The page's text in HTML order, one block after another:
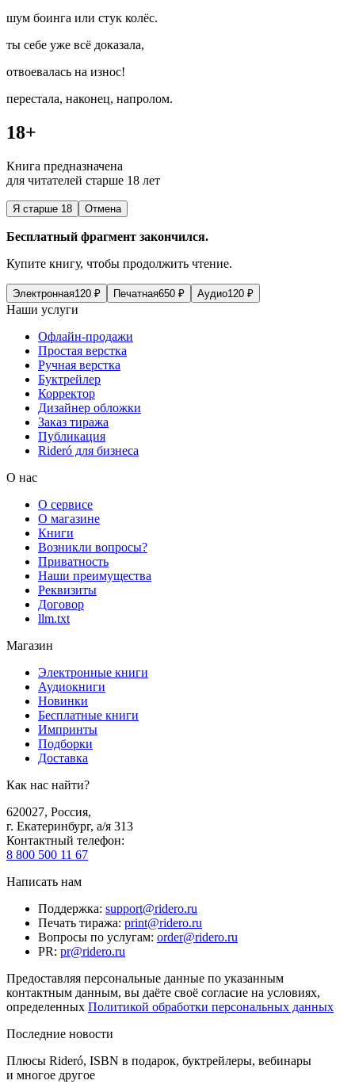
шум боинга или стук колёс.
ты себе уже всё доказала,
отвоевалась на износ!
перестала, наконец, напролом.
18+
Книга предназначена
для читателей старше 18 лет
Я старше 18 Отмена
Бесплатный фрагмент закончился.
Купите книгу, чтобы продолжить чтение.
Электронная120 ₽ Печатная650 ₽ Аудио120 ₽
Наши услуги
Офлайн-продажи
Простая верстка
Ручная верстка
Буктрейлер
Корректор
Дизайнер обложки
Заказ тиража
Публикация
Rideró для бизнеса
О нас
О сервисе
О магазине
Книги
Возникли вопросы?
Приватность
Наши преимущества
Реквизиты
Договор
llm.txt
Магазин
Электронные книги
Аудиокниги
Новинки
Бесплатные книги
Импринты
Подборки
Доставка
Как нас найти?
620027, Россия,
г. Екатеринбург, а/я 313
Контактный телефон:
8 800 500 11 67
Написать нам
Поддержка: support@ridero.ru
Печать тиража: print@ridero.ru
Вопросы по услугам: order@ridero.ru
PR: pr@ridero.ru
Предоставляя персональные данные по указанным
контактным данным, вы даёте своё согласие на условиях,
определенных Политикой обработки персональных данных
Последние новости
Плюсы Rideró, ISBN в подарок, буктрейлеры, вебинары
и многое другое